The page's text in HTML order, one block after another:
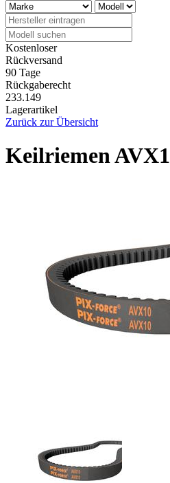
Kostenloser
Rückversand
90 Tage
Rückgaberecht
233.149
Lagerartikel
Zurück zur Übersicht
Keilriemen